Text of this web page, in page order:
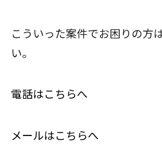
こういった案件でお困りの方
い。
電話はこちらへ
メールはこちらへ